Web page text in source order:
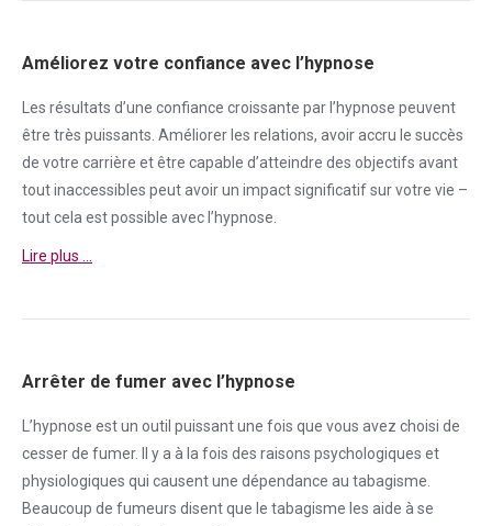
Améliorez votre confiance avec l’hypnose
Les résultats d’une confiance croissante par l’hypnose peuvent
être très puissants. Améliorer les relations, avoir accru le succès
de votre carrière et être capable d’atteindre des objectifs avant
tout inaccessibles peut avoir un impact significatif sur votre vie –
tout cela est possible avec l’hypnose.
Lire plus …
Arrêter de fumer avec l’hypnose
L’hypnose est un outil puissant une fois que vous avez choisi de
cesser de fumer. Il y a à la fois des raisons psychologiques et
physiologiques qui causent une dépendance au tabagisme.
Beaucoup de fumeurs disent que le tabagisme les aide à se